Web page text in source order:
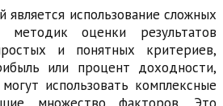
использование сложных
методик оценки результатов
и понятных критериев,
или процент доходности,
использовать комплексные